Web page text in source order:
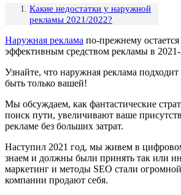
Какие недостатки у наружной
рекламы 2021/2022?
Наружная реклама по-прежнему
эффективным средством рекламы в 2021-
Узнайте, что наружная реклама
быть только вашей!
Мы обсуждаем, как фантастические
поиск пути, увеличивают ваше
рекламе без больших затрат.
Наступил 2021 год, мы живем в
знаем и должны были принять так или
маркетинг и методы SEO стали
компании продают себя.